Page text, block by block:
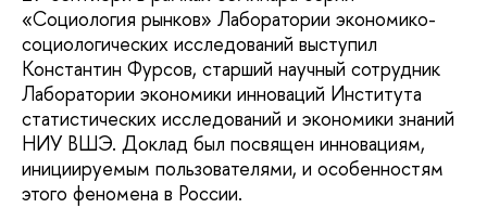
«Социология рынков» Лаборатории экономико-
социологических исследований выступил
Константин Фурсов, старший научный сотрудник
Лаборатории экономики инноваций Института
статистических исследований и экономики знаний
НИУ ВШЭ. Доклад был посвящен инновациям,
инициируемым пользователями, и особенностям
этого феномена в России.